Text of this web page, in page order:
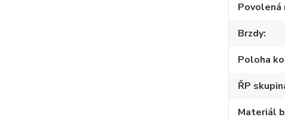
Brzdy
Poloha
ŘP
Materiál